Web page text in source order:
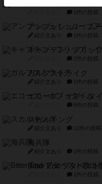
1件の投稿
アンブッシュ！：ム
紹介文あり 1件の投稿
キャプテン・フリッ
2件の投稿
ガルフストライク
紹介文あり 1件の投稿
エコーズ・オブ・タ
8件の投稿
スカルキング
紹介文あり 12件の投稿
海兵隊
紹介文あり 1件の投稿
Bitter End ブタペスト
1件の投稿